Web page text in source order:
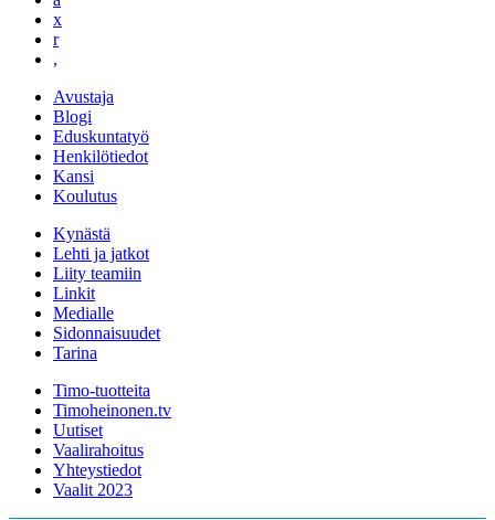
x
r
,
Avustaja
Blogi
Eduskuntatyö
Henkilötiedot
Kansi
Koulutus
Kynästä
Lehti ja jatkot
Liity teamiin
Linkit
Medialle
Sidonnaisuudet
Tarina
Timo-tuotteita
Timoheinonen.tv
Uutiset
Vaalirahoitus
Yhteystiedot
Vaalit 2023